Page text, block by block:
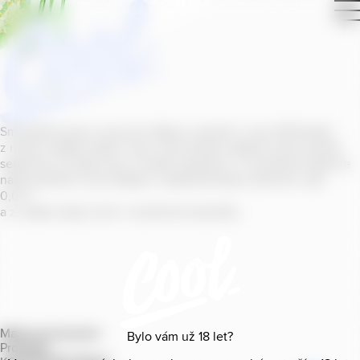
Bylo vám už 18 let?
Smícháním piva s ovocnou šťávou vytvořil v roce
z našich sládků
segmentu na bázi piva v České republice. V současné době se
naše portfolio Cool skládá z nealkoholických příchutí s alk.
0
a z nealko řady Cool+ s funkčními benefity.
Mapa provozoven
Produkty